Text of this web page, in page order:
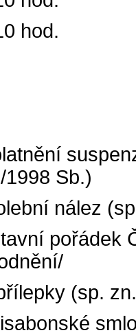
hod.
Sb.)
nález (sp.
pořádek
(sp. zn.